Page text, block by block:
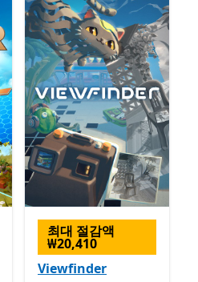
최대 절감액
₩20,410
Viewfinder